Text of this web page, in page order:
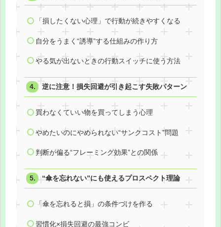
「損したくない心理」で行動が続きやすくなる
自分をうまく“誘導”する仕組みの作り方
やる気が出ないときの行動スイッチに使う方法
逆に注意！損失回避が引き起こす失敗パターン
買わなくていい物を買ってしまう心理
やめたいのにやめられない“サンクコスト”問題
判断が偏る“フレーミング効果”との関係
“傘を忘れない”にも使えるプロスペクト理論
「傘を忘れると損」の条件づけを作る
習慣化×損失回避の最強コンビ